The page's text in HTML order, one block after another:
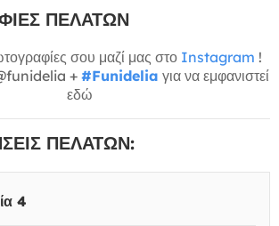
ΠΕΛΑΤΏΝ
σου μαζί μας στο Instagram !
+ #Funidelia για να εμφανιστεί
εδώ
ΠΕΛΑΤΏΝ:
4